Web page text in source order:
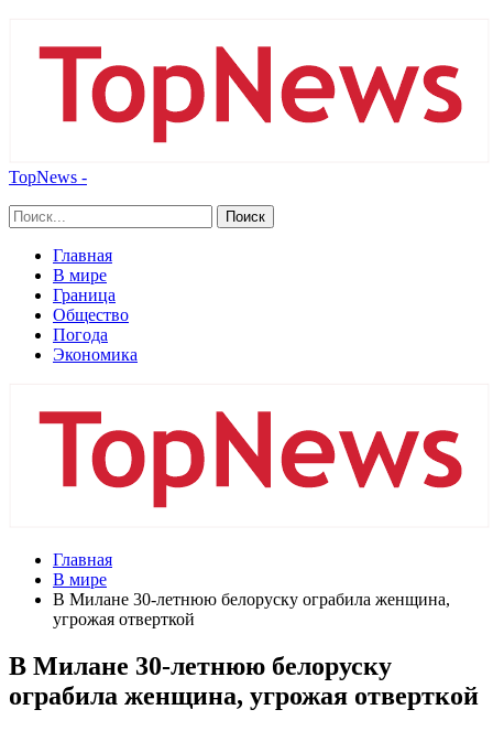
TopNews -
Главная
В мире
Граница
Общество
Погода
Экономика
Главная
В мире
В Милане 30-летнюю белоруску ограбила женщина,
угрожая отверткой
В Милане 30-летнюю белоруску
ограбила женщина, угрожая отверткой